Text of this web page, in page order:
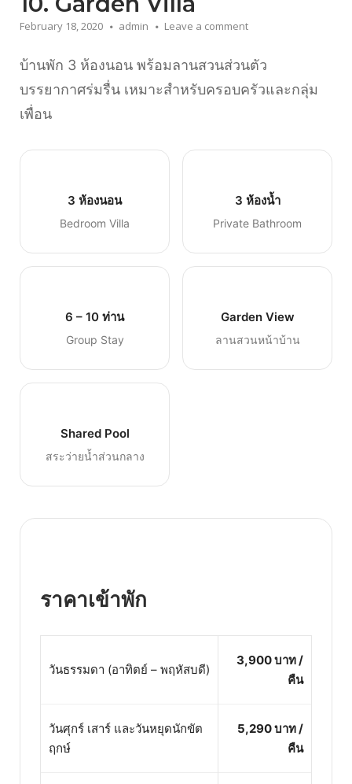
February 18, 2020 admin Leave a comment
บ้านพัก 3 ห้องนอน พร้อมลานสวนส่วนตัว
บรรยากาศร่มรื่น เหมาะสำหรับครอบครัวและกลุ่ม
เพื่อน
3 ห้องนอน
Bedroom Villa
3 ห้องน้ำ
Private Bathroom
6 – 10 ท่าน
Group Stay
Garden View
ลานสวนหน้าบ้าน
Shared Pool
สระว่ายน้ำส่วนกลาง
ราคาเข้าพัก
วันธรรมดา (อาทิตย์ – พฤหัสบดี)
3,900 บาท /
คืน
วันศุกร์ เสาร์ และวันหยุดนักขัต
ฤกษ์
5,290 บาท /
คืน